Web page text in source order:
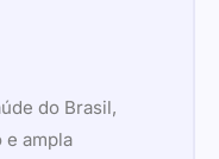
do Brasil,
e ampla